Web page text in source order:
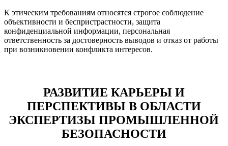
К этическим требованиям относятся строгое соблюдение
объективности и беспристрастности, защита
конфиденциальной информации, персональная
ответственность за достоверность выводов и отказ от работы
при возникновении конфликта интересов.
РАЗВИТИЕ КАРЬЕРЫ И
ПЕРСПЕКТИВЫ В ОБЛАСТИ
ЭКСПЕРТИЗЫ ПРОМЫШЛЕННОЙ
БЕЗОПАСНОСТИ